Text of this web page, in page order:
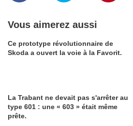
Vous aimerez aussi
Ce prototype révolutionnaire de
Skoda a ouvert la voie à la Favorit.
La Trabant ne devait pas s'arrêter au
type 601 : une « 603 » était même
prête.